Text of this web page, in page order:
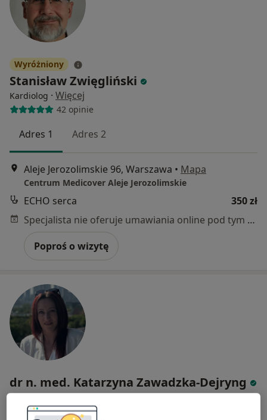
Wyróżniony
Stanisław Zwięgliński
Kardiolog · Więcej
42 opinie
Adres 1 Adres 2
Aleje Jerozolimskie 96, Warszawa • Mapa
Centrum Medicover Aleje Jerozolimskie
ECHO serca
350 zł
Specjalista nie oferuje umawiania online pod tym adresem.
Poproś o wizytę
dr n. med. Katarzyna Zawadzka-Dejryng
Kardiolog·Więcej
28 opinii